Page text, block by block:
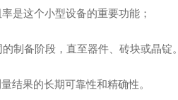
个小型设备的重要功能；
阶段，直至器件、砖块或晶锭。
果的长期可靠性和精确性。